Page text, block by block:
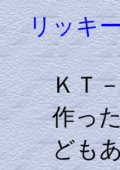
リッキ
ＫＴ
作っ
ども